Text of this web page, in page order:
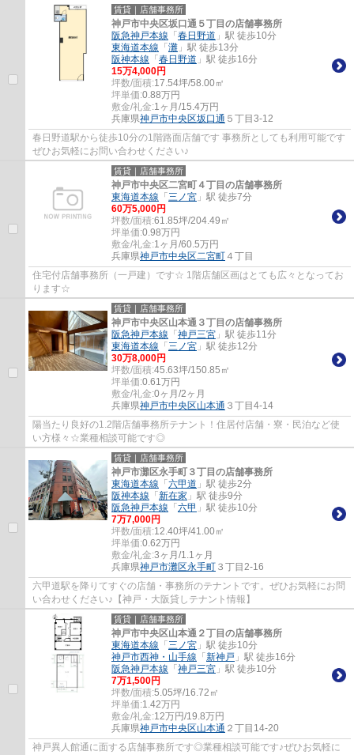
賃貸｜店舗事務所
神戸市中央区坂口通５丁目の店舗事務所
阪急神戸本線 「 春日野道 」駅 徒歩10分
東海道本線 「 灘 」駅 徒歩13分
阪神本線 「 春日野道 」駅 徒歩16分
15万4,000円
坪数/面積:17.54坪/58.00㎡
坪単価:0.88万円
敷金/礼金:1ヶ月/15.4万円
兵庫県神戸市中央区坂口通 ５丁目3-12
春日野道駅から徒歩10分の1階路面店舗です 事務所としても利用可能です
ぜひお気軽にお問い合わせください♪
賃貸｜店舗事務所
神戸市中央区二宮町４丁目の店舗事務所
東海道本線 「 三ノ宮 」駅 徒歩7分
60万5,000円
坪数/面積:61.85坪/204.49㎡
坪単価:0.98万円
敷金/礼金:1ヶ月/60.5万円
兵庫県神戸市中央区二宮町 ４丁目
住宅付店舗事務所（一戸建）です☆ 1階店舗区画はとても広々となってお
ります☆
賃貸｜店舗事務所
神戸市中央区山本通３丁目の店舗事務所
阪急神戸本線 「 神戸三宮 」駅 徒歩11分
東海道本線 「 三ノ宮 」駅 徒歩12分
30万8,000円
坪数/面積:45.63坪/150.85㎡
坪単価:0.61万円
敷金/礼金:0ヶ月/2ヶ月
兵庫県神戸市中央区山本通 ３丁目4-14
陽当たり良好の1.2階店舗事務所テナント！住居付店舗・寮・民泊など使
い方様々☆業種相談可能です◎
賃貸｜店舗事務所
神戸市灘区永手町３丁目の店舗事務所
東海道本線 「 六甲道 」駅 徒歩2分
阪神本線 「 新在家 」駅 徒歩9分
阪急神戸本線 「 六甲 」駅 徒歩10分
7万7,000円
坪数/面積:12.40坪/41.00㎡
坪単価:0.62万円
敷金/礼金:3ヶ月/1.1ヶ月
兵庫県神戸市灘区永手町 ３丁目2-16
六甲道駅を降りてすぐの店舗・事務所のテナントです。ぜひお気軽にお問
い合わせください♪【神戸・大阪貸しテナント情報】
賃貸｜店舗事務所
神戸市中央区山本通２丁目の店舗事務所
東海道本線 「 三ノ宮 」駅 徒歩10分
神戸市西神・山手線 「 新神戸 」駅 徒歩16分
阪急神戸本線 「 神戸三宮 」駅 徒歩10分
7万1,500円
坪数/面積:5.05坪/16.72㎡
坪単価:1.42万円
敷金/礼金:12万円/19.8万円
兵庫県神戸市中央区山本通 ２丁目14-20
神戸異人館通に面する店舗事務所です◎業種相談可能です♪ぜひお気軽に